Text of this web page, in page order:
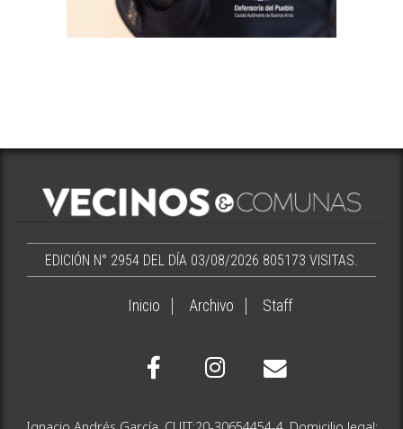
EDICIÓN N° 2954 DEL DÍA 03/08/2026 805173 VISITAS.
Inicio Archivo Staff